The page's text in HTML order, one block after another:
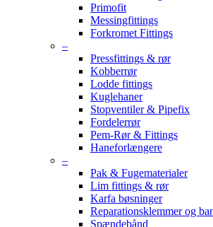
Primofit
Messingfittings
Forkromet Fittings
–
Pressfittings & rør
Kobberrør
Lodde fittings
Kuglehaner
Stopventiler & Pipefix
Fordelerrør
Pem-Rør & Fittings
Haneforlængere
–
Pak & Fugematerialer
Lim fittings & rør
Karfa bøsninger
Reparationsklemmer og
Spændebånd